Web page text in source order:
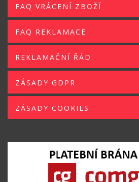
FAQ VRÁCENÍ ZBOŽÍ
FAQ REKLAMACE
REKLAMAČNÍ ŘÁD
ZÁSADY GDPR
ZÁSADY COOKIES